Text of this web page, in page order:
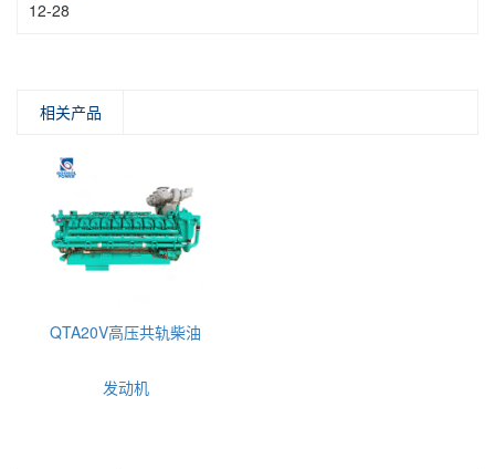
12-28
相关产品
QTA20V高压共轨柴油
发动机